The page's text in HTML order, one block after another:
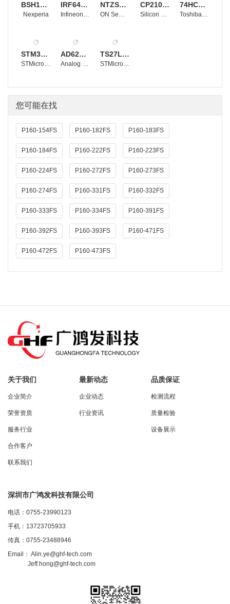
BSH105,215
Nexperia
IRF640NSTRLPBF NTZS3151PT1G CP2102-GMR 74HC4053D
STM32F103RBT6
STMicroelectronics
AD620BRZ
Analog Devices, Inc.
TS27L2CDT
STMicroelectronics
您可能在找
P160-154FS P160-182FS P160-183FS
P160-184FS P160-222FS P160-223FS
P160-224FS P160-272FS P160-273FS
P160-274FS P160-331FS P160-332FS
P160-333FS P160-334FS P160-391FS
P160-392FS P160-393FS P160-471FS
P160-472FS P160-473FS
关于我们
企业简介
荣誉资质
服务行业
合作客户
联系我们
最新动态
企业动态
行业资讯
品质保证
检测流程
质量检验
设备展示
深圳市广鸿发科技有限公司
电话：0755-23990123
手机：13723705933
传真：0755-23488946
Email： Alin.ye@ghf-tech.com
Jeff.hong@ghf-tech.com